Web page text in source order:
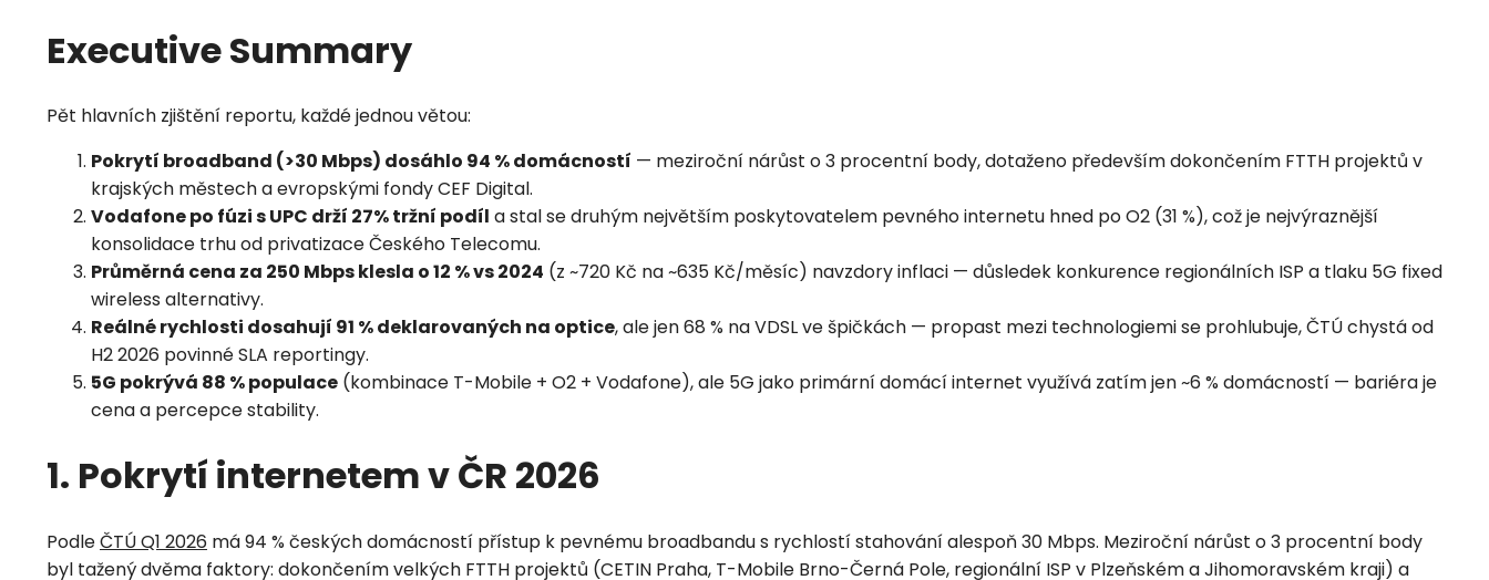
Executive Summary
Pět hlavních zjištění reportu, každé jednou větou:
Pokrytí broadband (>30 Mbps) dosáhlo 94 % domácností — meziroční nárůst o 3 procentní body, dotaženo především dokončením FTTH projektů v
krajských městech a evropskými fondy CEF Digital.
Vodafone po fúzi s UPC drží 27% tržní podíl a stal se druhým největším poskytovatelem pevného internetu hned po O2 (31 %), což je nejvýraznější
konsolidace trhu od privatizace Českého Telecomu.
Průměrná cena za 250 Mbps klesla o 12 % vs 2024 (z ~720 Kč na ~635 Kč/měsíc) navzdory inflaci — důsledek konkurence regionálních ISP a tlaku 5G fixed
wireless alternativy.
Reálné rychlosti dosahují 91 % deklarovaných na optice, ale jen 68 % na VDSL ve špičkách — propast mezi technologiemi se prohlubuje, ČTÚ chystá od
H2 2026 povinné SLA reportingy.
5G pokrývá 88 % populace (kombinace T-Mobile + O2 + Vodafone), ale 5G jako primární domácí internet využívá zatím jen ~6 % domácností — bariéra je
cena a percepce stability.
1. Pokrytí internetem v ČR 2026
PodleČTÚ Q1 2026 má 94 % českých domácností přístup k pevnému broadbandu s rychlostí stahování alespoň 30 Mbps. Meziroční nárůst o 3 procentní body
byl tažený dvěma faktory: dokončením velkých FTTH projektů (CETIN Praha, T-Mobile Brno-Černá Pole, regionální ISP v Plzeňském a Jihomoravském kraji) a